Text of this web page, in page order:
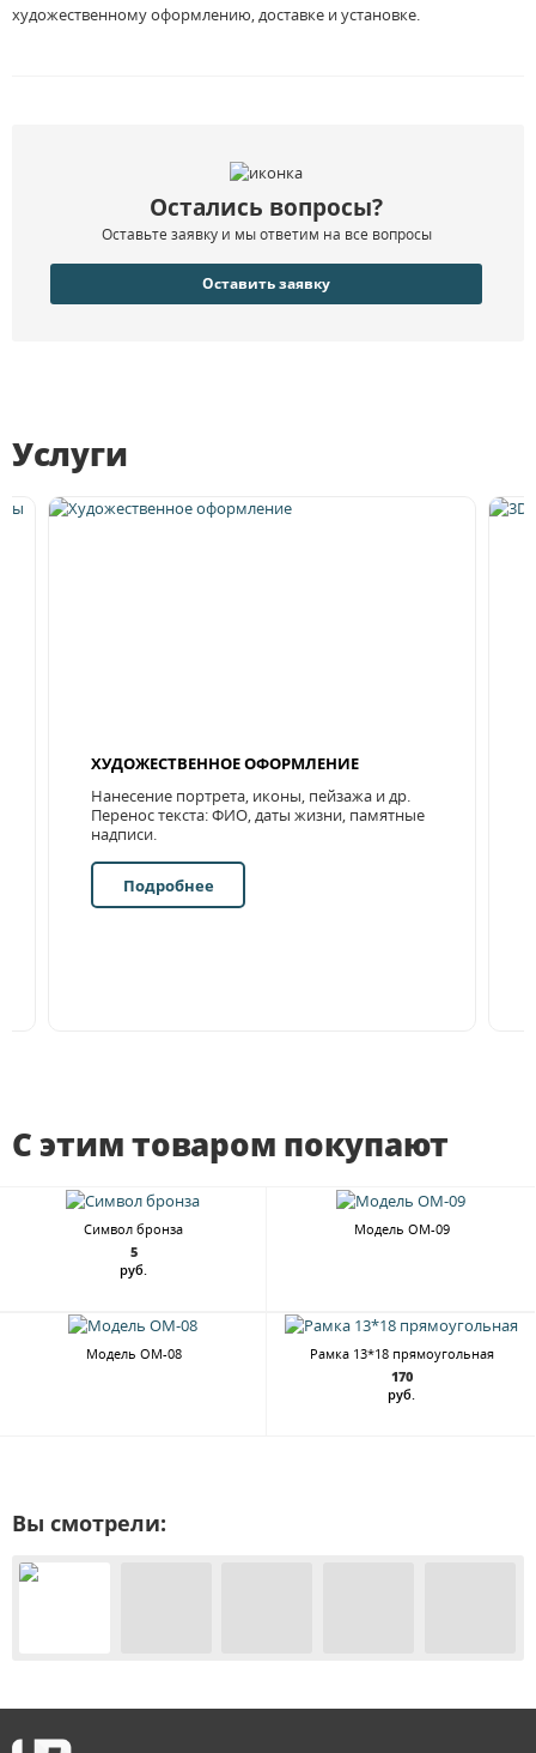
художественному оформлению, доставке и установке.
Остались вопросы?
Оставьте заявку и мы ответим на все вопросы
Оставить заявку
Услуги
ХУДОЖЕСТВЕННОЕ ОФОРМЛЕНИЕ
Нанесение портрета, иконы, пейзажа и др.
Перенос текста: ФИО, даты жизни, памятные
надписи.
Подробнее
С этим товаром покупают
Символ бронза
5
руб.
Модель ОМ-09
Модель ОМ-08
Рамка 13*18 прямоугольная
170
руб.
Вы смотрели: